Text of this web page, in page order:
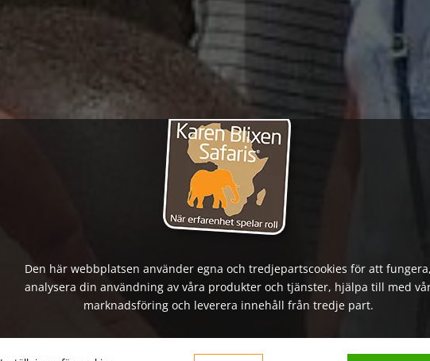
Den här webbplatsen använder egna och tredjepartscookies för att fungera,
analysera din användning av våra produkter och tjänster, hjälpa till med
marknadsföring och leverera innehåll från tredje part.